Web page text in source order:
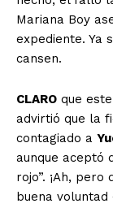
Mariana Boy
expediente. Ya
cansen.
CLARO que
advirtió que la
contagiado a
aunque aceptó
rojo”. ¡Ah,
buena voluntad